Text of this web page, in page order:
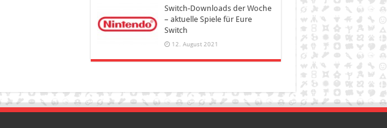
Switch-Downloads der Woche
– aktuelle Spiele für Eure
Switch
12. August 2021